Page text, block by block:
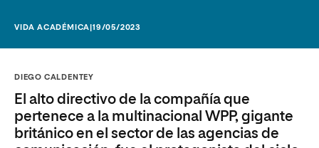
VIDA ACADÉMICA |19/05/2023
DIEGO CALDENTEY
El alto directivo de la compañía que
pertenece a la multinacional WPP, gigante
británico en el sector de las agencias de